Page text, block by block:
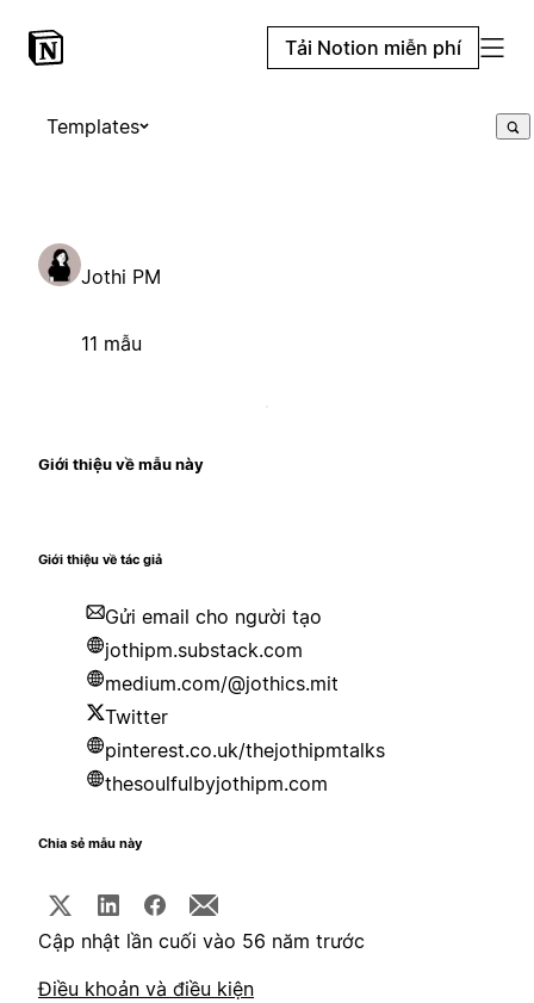
Tải Notion miễn phí
Templates
Jothi PM
11 mẫu
Giới thiệu về mẫu này
Giới thiệu về tác giả
Gửi email cho người tạo
jothipm.substack.com
medium.com/@jothics.mit
Twitter
pinterest.co.uk/thejothipmtalks
thesoulfulbyjothipm.com
Chia sẻ mẫu này
Cập nhật lần cuối vào 56 năm trước
Điều khoản và điều kiện